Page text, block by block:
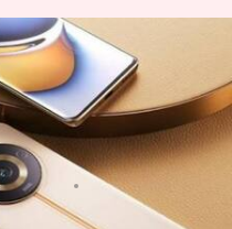
11
08, 2023 02:44 pm